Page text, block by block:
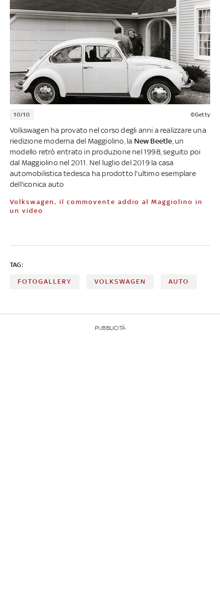
10/10 ©Getty
Volkswagen ha provato nel corso degli anni a realizzare una
riedizione moderna del Maggiolino, la New Beetle , un
modello retrò entrato in produzione nel 1998, seguito poi
dal Maggiolino nel 2011. Nel luglio del 2019 la casa
automobilistica tedesca ha prodotto l'ultimo esemplare
dell'iconica auto
Volkswagen, il commovente addio al Maggiolino in
un video
TAG:
FOTOGALLERY VOLKSWAGEN AUTO
PUBBLICITÀ